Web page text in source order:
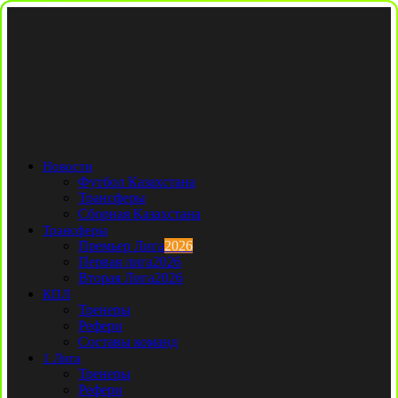
Новости
Футбол Казахстана
Трансферы
Сборная Казахстана
Трансферы
Премьер Лига2026
Первая лига2026
Вторая Лига2026
КПЛ
Тренеры
Рефери
Составы команд
1 Лига
Тренеры
Рефери